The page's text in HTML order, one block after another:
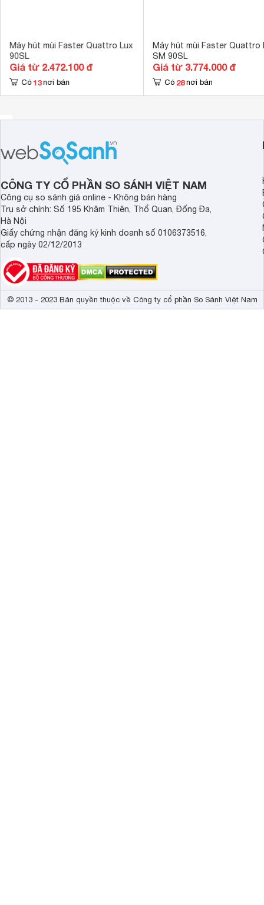
Máy hút mùi Faster Quattro Lux
90SL
Giá từ 2.472.100 đ
Có 13 nơi bán
Máy hút mùi Faster Quattro
SM 90SL
Giá từ 3.774.000 đ
Có 28 nơi bán
CÔNG TY CỔ PHẦN SO SÁNH VIỆT NAM
Công cụ so sánh giá online - Không bán hàng
Trụ sở chính: Số 195 Khâm Thiên, Thổ Quan, Đống Đa,
Hà Nội
Giấy chứng nhận đăng ký kinh doanh số 0106373516,
cấp ngày 02/12/2013
© 2013 - 2023 Bản quyền thuộc về Công ty cổ phần So Sánh Việt Nam